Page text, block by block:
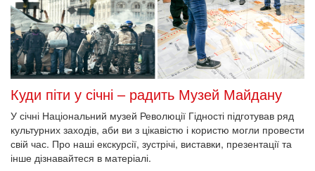
Куди піти у січні – радить Музей Майдану
У січні Національний музей Революції Гідності підготував ряд
культурних заходів, аби ви з цікавістю і користю могли провести
свій час. Про наші екскурсії, зустрічі, виставки, презентації та
інше дізнавайтеся в матеріалі.